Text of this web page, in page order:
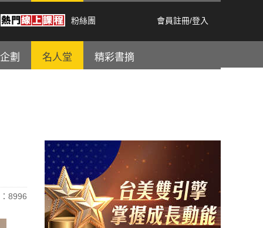
粉絲團 會員註冊/登入
劃 名人堂 精彩書摘
8996